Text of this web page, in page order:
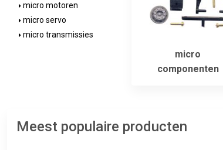
micro motoren
micro servo
micro transmissies
micro
componenten
Meest populaire producten